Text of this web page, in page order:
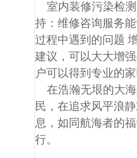
室内装修污染检
持：维修咨询服务
过程中遇到的问题
建议，可以大大增
户可以得到专业的
在浩瀚无垠的大
民，在追求风平浪
息，如同航海者的
行。